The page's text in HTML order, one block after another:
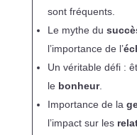
sont fréquents.
Le mythe du
l’importance de l’
Un véritable défi :
le bonheur.
Importance de la
l’impact sur les